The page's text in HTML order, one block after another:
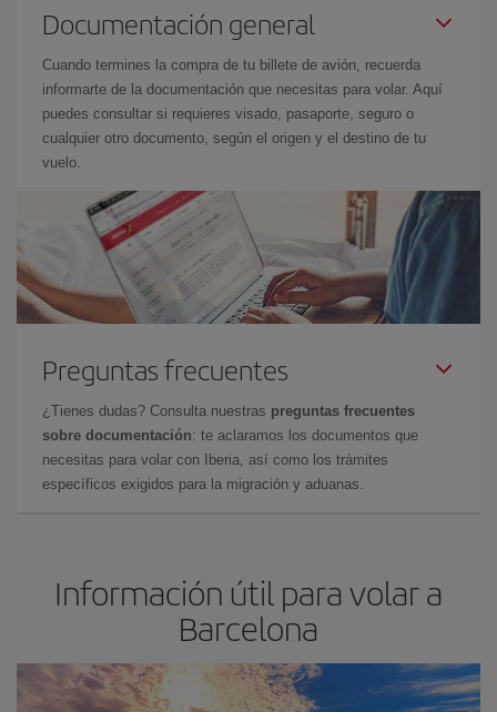
Documentación general
Cuando termines la compra de tu billete de avión, recuerda
informarte de la documentación que necesitas para volar. Aquí
puedes consultar si requieres visado, pasaporte, seguro o
cualquier otro documento, según el origen y el destino de tu
vuelo.
Preguntas frecuentes
¿Tienes dudas? Consulta nuestras preguntas frecuentes
sobre documentación: te aclaramos los documentos que
necesitas para volar con Iberia, así como los trámites
específicos exigidos para la migración y aduanas.
Información útil para volar a
Barcelona